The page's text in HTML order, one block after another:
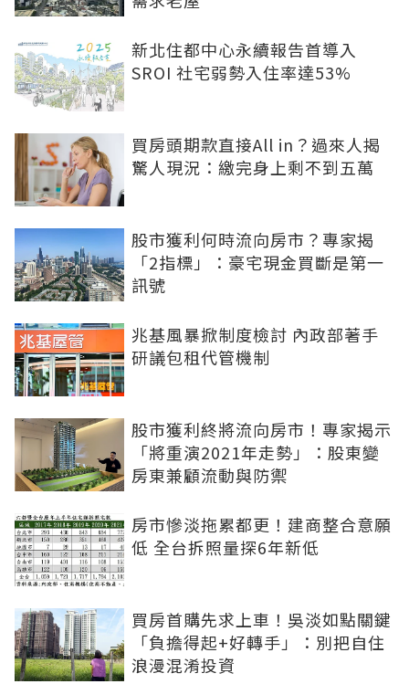
新北住都中心永續報告首導入
SROI 社宅弱勢入住率達53%
買房頭期款直接All in？過來人揭
驚人現況：繳完身上剩不到五萬
股市獲利何時流向房市？專家揭
「2指標」：豪宅現金買斷是第一
訊號
兆基風暴掀制度檢討 內政部著手
研議包租代管機制
股市獲利終將流向房市！專家揭示
「將重演2021年走勢」：股東變
房東兼顧流動與防禦
房市慘淡拖累都更！建商整合意願
低 全台拆照量探6年新低
買房首購先求上車！吳淡如點關鍵
「負擔得起+好轉手」：別把自住
浪漫混淆投資